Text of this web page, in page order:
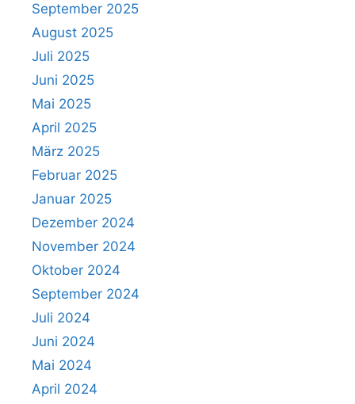
September 2025
August 2025
Juli 2025
Juni 2025
Mai 2025
April 2025
März 2025
Februar 2025
Januar 2025
Dezember 2024
November 2024
Oktober 2024
September 2024
Juli 2024
Juni 2024
Mai 2024
April 2024